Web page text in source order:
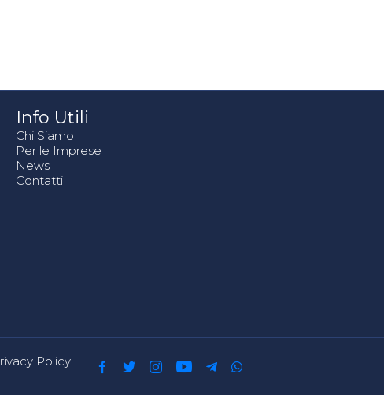
Info Utili
Chi Siamo
Per le Imprese
News
Contatti
Policy |